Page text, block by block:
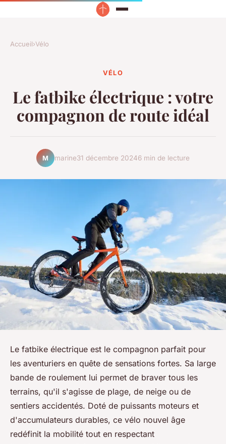
Accueil›Vélo
VÉLO
Le fatbike électrique : votre
compagnon de route idéal
M marine31 décembre 20246 min de lecture
Le fatbike électrique est le compagnon parfait pour
les aventuriers en quête de sensations fortes. Sa large
bande de roulement lui permet de braver tous les
terrains, qu'il s'agisse de plage, de neige ou de
sentiers accidentés. Doté de puissants moteurs et
d'accumulateurs durables, ce vélo nouvel âge
redéfinit la mobilité tout en respectant